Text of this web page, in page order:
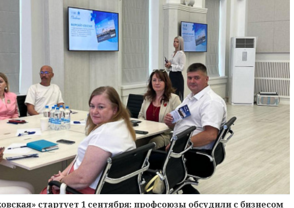
стартует 1 сентября: профсоюзы обсудили с бизнесом